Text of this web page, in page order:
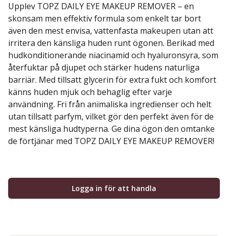
Upplev TOPZ DAILY EYE MAKEUP REMOVER – en
skonsam men effektiv formula som enkelt tar bort
även den mest envisa, vattenfasta makeupen utan att
irritera den känsliga huden runt ögonen. Berikad med
hudkonditionerande niacinamid och hyaluronsyra, som
återfuktar på djupet och stärker hudens naturliga
barriär. Med tillsatt glycerin för extra fukt och komfort
känns huden mjuk och behaglig efter varje
användning. Fri från animaliska ingredienser och helt
utan tillsatt parfym, vilket gör den perfekt även för de
mest känsliga hudtyperna. Ge dina ögon den omtanke
de förtjänar med TOPZ DAILY EYE MAKEUP REMOVER!
Logga in för att handla